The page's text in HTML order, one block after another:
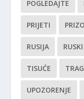
POGLEDAJTE
PRIJETI
RUSIJA RUSKI
TISUĆE
UPOZORENJE